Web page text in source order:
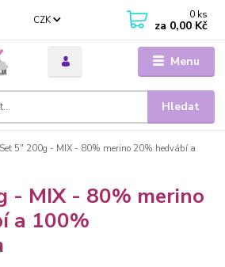
Menu
CZK
Hledat
0 ks
za 0,00 Kč
5" 200g - MIX - 80% merino 20% hedvábí a
- MIX - 80% merino
a 100%